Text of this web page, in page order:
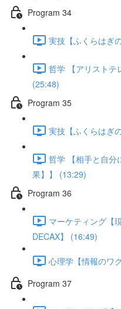
Program 34
実技【ふくらはぎ
哲学 【アリストテ
(25:48)
Program 35
実技【ふくらはぎ
哲学 【相手と自分
果】】 (13:29)
Program 36
マーケティング【
DECAX】 (16:49)
心理学【情報のワ
Program 37